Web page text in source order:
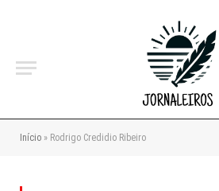
Início » Rodrigo Credidio Ribeiro